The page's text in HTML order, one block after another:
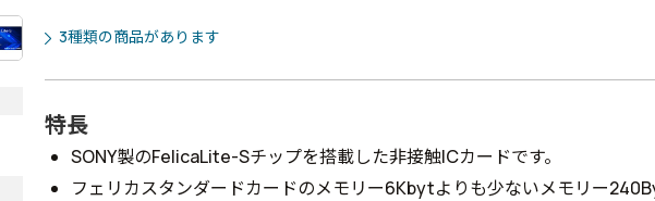
3種類の商品があります
特長
SONY製のFelicaLite-Sチップを搭載した非接触ICカードです。
フェリカスタンダードカードのメモリー6Kbytよりも少ないメモリー